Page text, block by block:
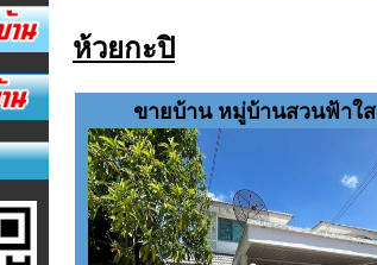
ห้วยกะปิ
ขายบ้าน หมู่บ้านสวนฟ้าใส